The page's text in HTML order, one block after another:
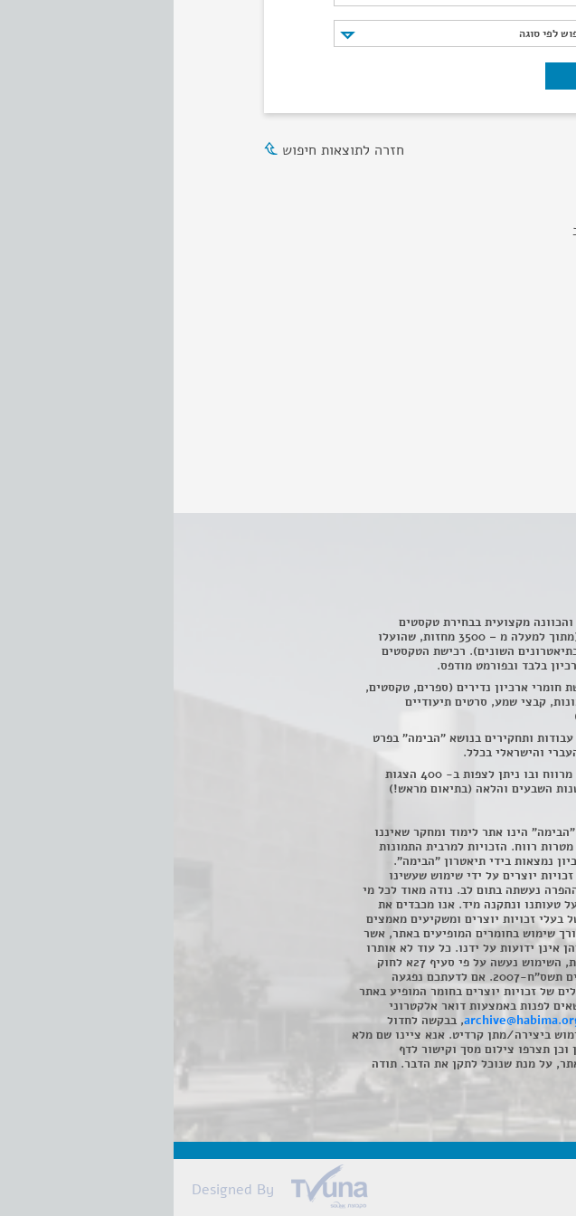
לפי סוגה
לפי סוגה
חזרה לתוצאות חיפוש
והכוונה מקצועית בבחירת טקסטים
ומונולוגים (מתוך למעלה מ – 3500 מחזות, שהועלו
השונים). רכישת הטקסטים
בלבד ובפורמט מודפס.
חומרי ארכיון נדירים (ספרים, טקסטים,
קבצי שמע, סרטים תיעודיים
ותחקירים בנושא "הבימה" בפרט
והישראלי בכלל.
חדר הצפייה מרווח ובו ניתן לצפות ב- 400 הצגות
השבעים והלאה (בתיאום מראש!)
הינו אתר לימוד ומחקר שאיננו
רווח. הזכויות למרבית התמונות
נמצאות בידי תיאטרון "הבימה".
יוצרים על ידי שימוש שעשינו
נעשתה בתום לב. נודה מאוד לכל מי
טעותנו ונתקנה מיד. אנו מכבדים את
בעלי זכויות יוצרים ומשקיעים מאמצים
שימוש בחומרים המופיעים באתר, אשר
אינן ידועות על ידנו. כל עוד לא אותרו
בעלי הזכויות, השימוש נעשה על פי סעיף 27א לחוק
זכויות יוצרים תשס"ח-2007. אם לדעתכם נפגעה
של זכויות יוצרים בחומר המופיע באתר
לפנות באמצעות דואר אלקטרוני
, בבקשה לחדול
ביצירה/מתן קרדיט. אנא ציינו שם מלא
וכן תצרפו צילום מסך וקישור לדף
על מנת שנוכל לתקן את הדבר. תודה
Designed By